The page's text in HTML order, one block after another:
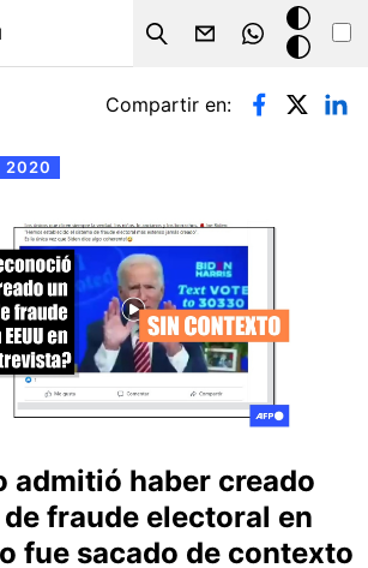
Search
Modo
oscuro
2020
Compartir en:
admitió haber creado
fraude electoral en
fue sacado de contexto